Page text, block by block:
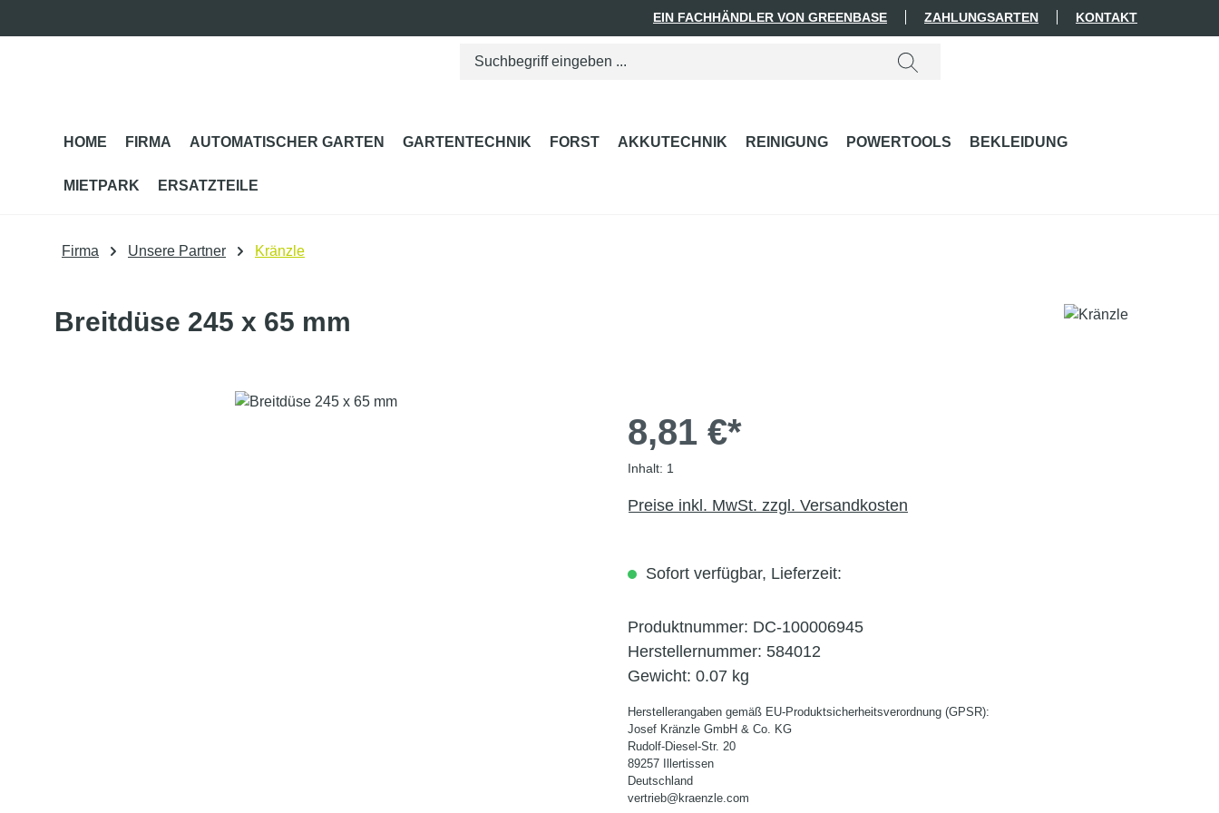
EIN FACHHÄNDLER VON GREENBASE ZAHLUNGSARTEN KONTAKT
HOME FIRMA AUTOMATISCHER GARTEN GARTENTECHNIK FORST AKKUTECHNIK REINIGUNG POWERTOOLS BEKLEIDUNG
MIETPARK ERSATZTEILE
Firma Unsere Partner Kränzle
Breitdüse 245 x 65 mm
8,81 €*
Inhalt: 1
Preise inkl. MwSt. zzgl. Versandkosten
Sofort verfügbar, Lieferzeit:
Produktnummer: DC-100006945
Herstellernummer: 584012
Gewicht: 0.07 kg
Herstellerangaben gemäß EU-Produktsicherheitsverordnung (GPSR):
Josef Kränzle GmbH & Co. KG
Rudolf-Diesel-Str. 20
89257 Illertissen
Deutschland
vertrieb@kraenzle.com